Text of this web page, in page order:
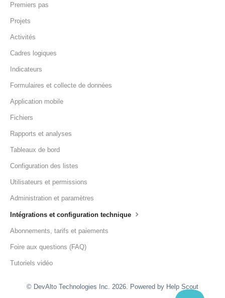
Premiers pas
Projets
Activités
Cadres logiques
Indicateurs
Formulaires et collecte de données
Application mobile
Fichiers
Rapports et analyses
Tableaux de bord
Configuration des listes
Utilisateurs et permissions
Administration et paramètres
Intégrations et configuration technique
Abonnements, tarifs et paiements
Foire aux questions (FAQ)
Tutoriels vidéo
© DevAlto Technologies Inc. 2026. Powered by Help Scout